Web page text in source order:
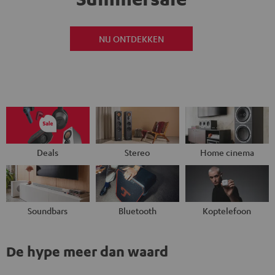
NU ONTDEKKEN
Deals Stereo Home cinema
Soundbars Bluetooth Koptelefoon
De hype meer dan waard